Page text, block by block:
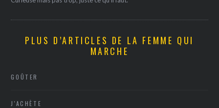
PLUS D’ARTICLES DE LA FEMME QUI
MARCHE
GOÛTER
J'ACHÈTE